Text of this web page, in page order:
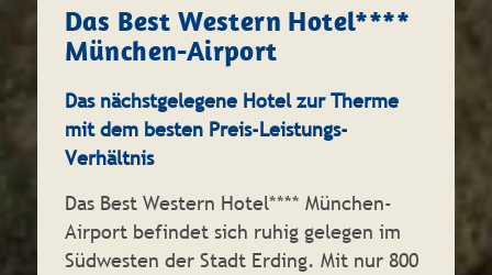
Das Best Western Hotel****
München-Airport
Das nächstgelegene Hotel zur Therme
mit dem besten Preis-Leistungs-
Verhältnis
Das Best Western Hotel**** München-
Airport befindet sich ruhig gelegen im
Südwesten der Stadt Erding. Mit nur 800